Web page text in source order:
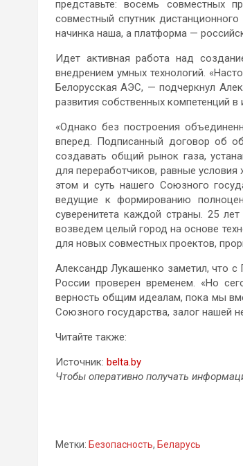
представьте: восемь совместных
совместный спутник
начинка наша, а платформа —
Идет активная работа над
внедрением умных технологий.
Белорусская АЭС, — подчеркнул
развития собственных компетенций
«Однако без построения
вперед. Подписанный договор об
создавать общий рынок газа,
для переработчиков, равные
этом и суть нашего Союзного
ведущие к формированию
суверенитета каждой страны. 25
возведем целый город на основе
для новых совместных проектов,
Александр Лукашенко заметил, что
России проверен временем. «Но
верность общим идеалам, пока мы
Союзного государства, залог нашей
Читайте также:
Источник: belta.by
Чтобы оперативно получать
Метки: Безопасность, Беларусь